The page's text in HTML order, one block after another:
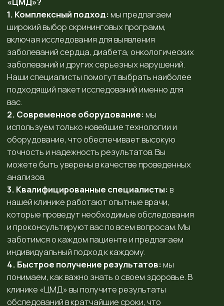
2. Современное оборудование:
используем только новейшие технологии и
оборудование, что обеспечивает высокую
точность и надежность результатов. Вы
можете быть уверены в качестве проведенных
анализов.
3. Квалифицированные специалисты:
нашей клинике работают опытные врачи,
которые проведут необходимые обследования
и проконсультируют вас по всем вопросам. Мы
заботимся о каждом пациенте и предлагаем
индивидуальный подход к каждому.
4. Быстрое получение результатов:мы
понимаем, как важно знать о своем здоровье. В
клинике «ЦМД» вы получите результаты
обследований в кратчайшие сроки, что
5. Отсутствие очередей:забудьте о
длинных ожиданиях! В клинике «ЦМД» вы
можете записаться на скрининг в удобное для
обеспечиваем комфортные условия для
прохождения обследования.
6. Доступные цены и специальные
предложения:в клинике «ЦМД» мы стремимся
сделать заботу о здоровье доступной для
всех. Мы предлагаем конкурентоспособные
цены на скрининг и регулярные акции, что
позволяет вам сэкономить на обследованиях
без потери качества.
Записаться на приём